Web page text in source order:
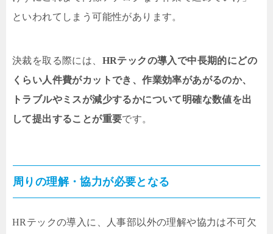
といわれてしまう可能性があります。
決裁を取る際には、 HRテックの導入で中長期的にどの
くらい人件費がカットでき、作業効率があがるのか、
トラブルやミスが減少するかについて明確な数値を出
して提出することが重要です。
周りの理解・協力が必要となる
HRテックの導入に、人事部以外の理解や協力は不可欠